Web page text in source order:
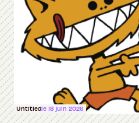
Untitledle 18 juin 2026